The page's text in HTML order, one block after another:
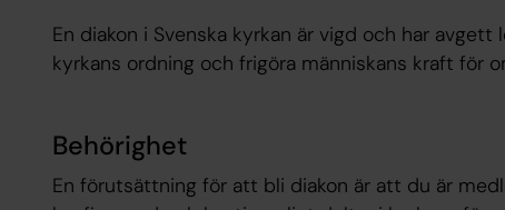
En diakon i Svenska kyrkan är vigd och har
kyrkans ordning och frigöra människans kraft för
Behörighet
En förutsättning för att bli diakon är att du är